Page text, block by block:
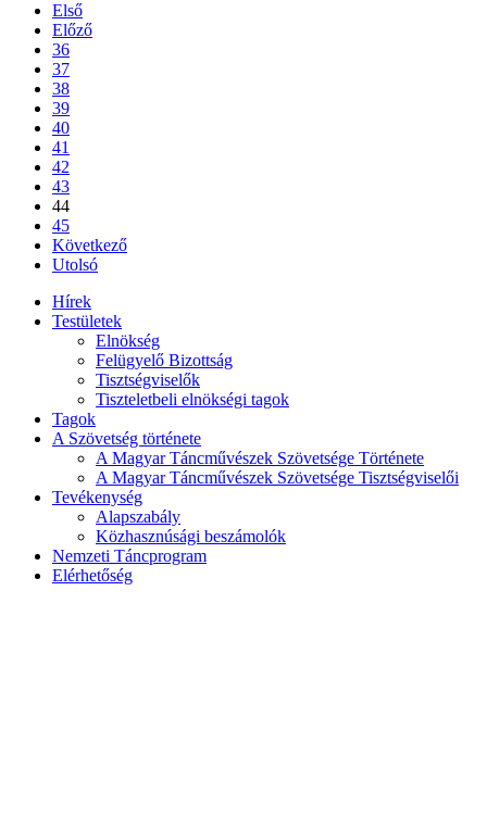
Első
Előző
36
37
38
39
40
41
42
43
44
45
Következő
Utolsó
Hírek
Testületek
Elnökség
Felügyelő Bizottság
Tisztségviselők
Tiszteletbeli elnökségi tagok
Tagok
A Szövetség története
A Magyar Táncművészek Szövetsége Története
A Magyar Táncművészek Szövetsége Tisztségviselői
Tevékenység
Alapszabály
Közhasznúsági beszámolók
Nemzeti Táncprogram
Elérhetőség